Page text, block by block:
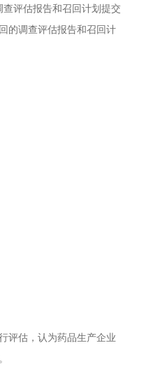
评估报告和召回计划提交
的调查评估报告和召回计
估，认为药品生产企业